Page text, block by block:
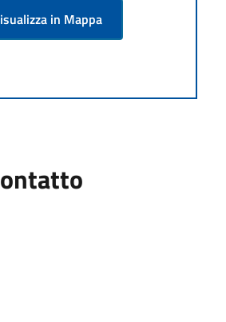
in Mappa